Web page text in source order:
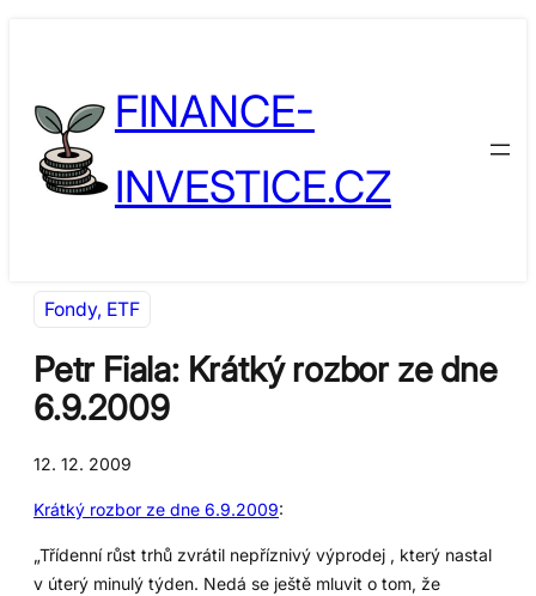
FINANCE-
INVESTICE.CZ
Fondy, ETF
Petr Fiala: Krátký rozbor ze dne
6.9.2009
12. 12. 2009
Krátký rozbor ze dne 6.9.2009:
„Třídenní růst trhů zvrátil nepříznivý výprodej , který nastal
v úterý minulý týden. Nedá se ještě mluvit o tom, že